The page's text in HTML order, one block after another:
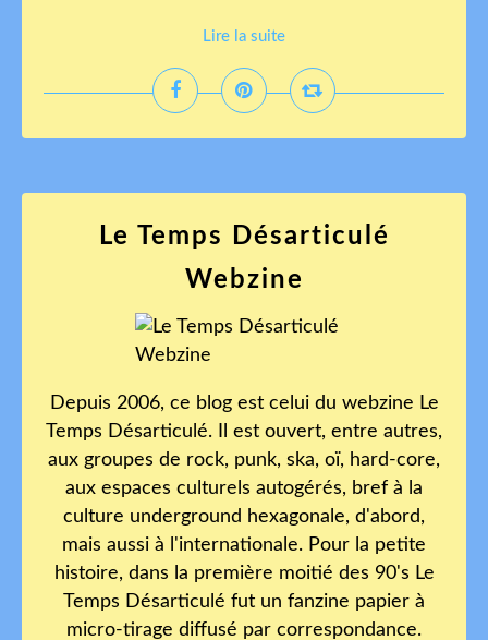
Lire la suite
Le Temps Désarticulé
Webzine
Depuis 2006, ce blog est celui du webzine Le
Temps Désarticulé. Il est ouvert, entre autres,
aux groupes de rock, punk, ska, oï, hard-core,
aux espaces culturels autogérés, bref à la
culture underground hexagonale, d'abord,
mais aussi à l'internationale. Pour la petite
histoire, dans la première moitié des 90's Le
Temps Désarticulé fut un fanzine papier à
micro-tirage diffusé par correspondance.